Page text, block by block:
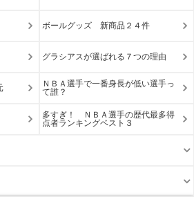
ボールグッズ 新商品２４件
グラシアスが選ばれる７つの理由
ＮＢＡ選手で一番身長が低い選手っ
て誰？
多すぎ！ ＮＢＡ選手の歴代最多得
点者ランキングベスト３